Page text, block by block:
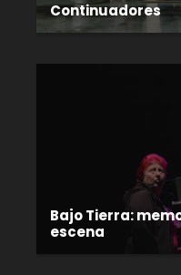
Continuadores
Bajo Tierra:
escena